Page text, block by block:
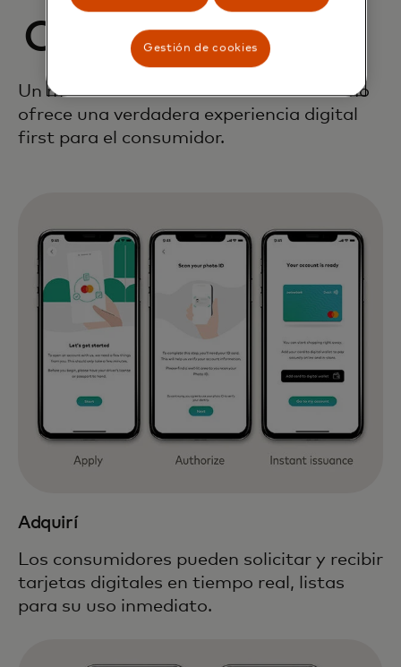
Cómo funciona
Un marco holístico de extremo a extremo
ofrece una verdadera experiencia digital
first para el consumidor.
Adquirí
Los consumidores pueden solicitar y recibir
tarjetas digitales en tiempo real, listas
para su uso inmediato.
Gestión de cookies